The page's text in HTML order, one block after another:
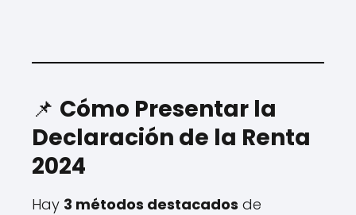
📌 Cómo Presentar la
Declaración de la Renta
2024
Hay 3 métodos destacados de